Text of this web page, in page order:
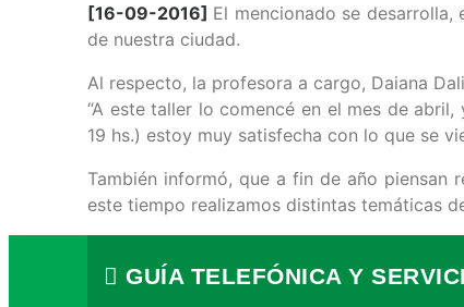
[16-09-2016] El mencionado se desarrolla,
de nuestra ciudad.
Al respecto, la profesora a cargo, Daiana
“A este taller lo comencé en el mes de
19 hs.) estoy muy satisfecha con lo que se
También informó, que a fin de año piensan
este tiempo realizamos distintas temáticas
GUÍA TELEFÓNICA Y